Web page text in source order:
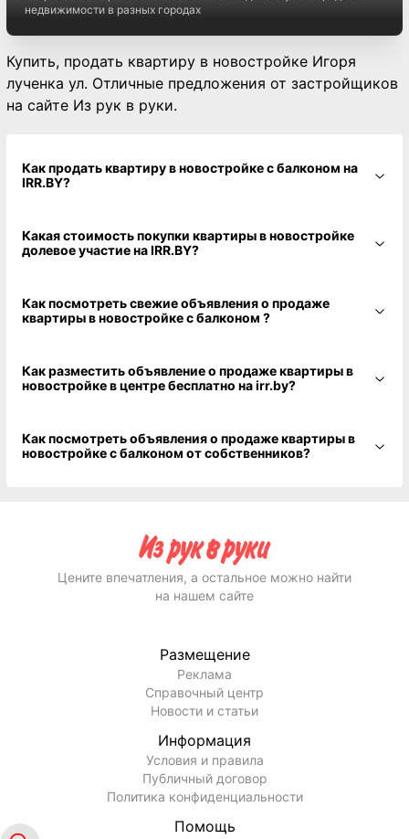
недвижимости в разных городах
Купить, продать квартиру в новостройке Игоря
лученка ул. Отличные предложения от застройщиков
на сайте Из рук в руки.
Как продать квартиру в новостройке с балконом на
IRR.BY?
Какая стоимость покупки квартиры в новостройке
долевое участие на IRR.BY?
Как посмотреть свежие объявления о продаже
квартиры в новостройке с балконом ?
Как разместить объявление о продаже квартиры в
новостройке в центре бесплатно на irr.by?
Как посмотреть объявления о продаже квартиры в
новостройке с балконом от собственников?
Цените впечатления, а остальное можно найти
на нашем сайте
Размещение
Реклама
Справочный центр
Новости и статьи
Информация
Условия и правила
Публичный договор
Политика конфиденциальности
Помощь